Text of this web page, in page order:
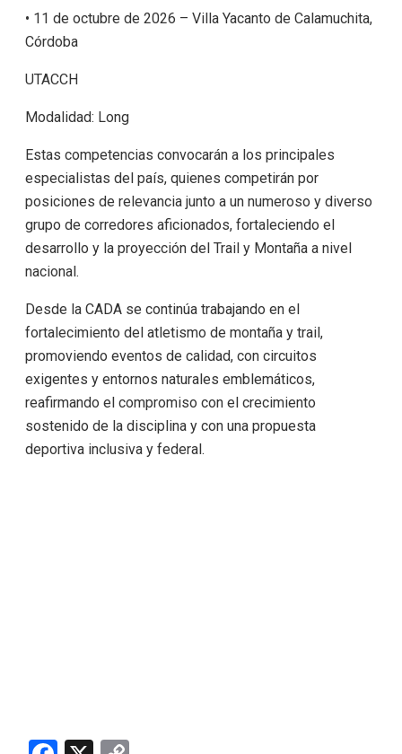
• 11 de octubre de 2026 – Villa Yacanto de Calamuchita,
Córdoba
UTACCH
Modalidad: Long
Estas competencias convocarán a los principales
especialistas del país, quienes competirán por
posiciones de relevancia junto a un numeroso y diverso
grupo de corredores aficionados, fortaleciendo el
desarrollo y la proyección del Trail y Montaña a nivel
nacional.
Desde la CADA se continúa trabajando en el
fortalecimiento del atletismo de montaña y trail,
promoviendo eventos de calidad, con circuitos
exigentes y entornos naturales emblemáticos,
reafirmando el compromiso con el crecimiento
sostenido de la disciplina y con una propuesta
deportiva inclusiva y federal.